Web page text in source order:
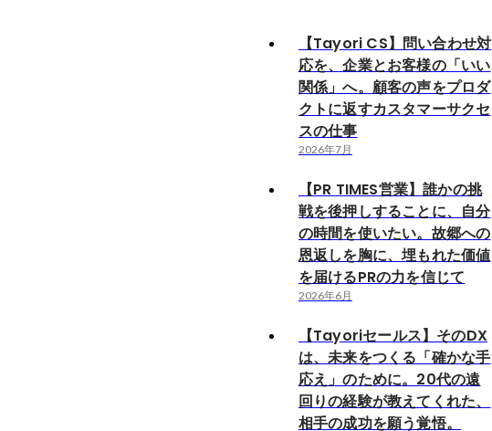
【Tayori CS】問い合わせ対
応を、企業とお客様の「いい
関係」へ。顧客の声をプロダ
クトに返すカスタマーサクセ
スの仕事
2026年7月
【PR TIMES営業】誰かの挑
戦を後押しすることに、自分
の時間を使いたい。故郷への
恩返しを胸に、埋もれた価値
を届けるPRの力を信じて
2026年6月
【Tayoriセールス】そのDX
は、未来をつくる「確かな手
応え」のために。20代の遠
回りの経験が教えてくれた、
相手の成功を願う覚悟。